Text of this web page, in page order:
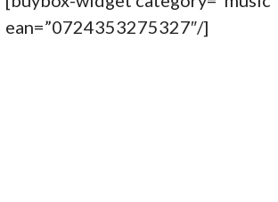
ean=”0724353275327″/]